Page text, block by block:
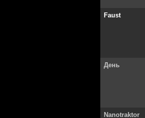
Faust
День
Nanotraktor